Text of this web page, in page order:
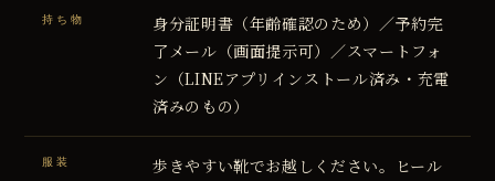
持ち物
身分証明書（年齢確認のため）／予約完
了メール（画面提示可）／スマートフォ
ン（LINEアプリインストール済み・充電
済みのもの）
服装
歩きやすい靴でお越しください。ヒール